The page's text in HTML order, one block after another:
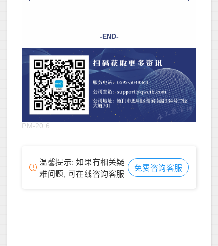
-END-
PM-20.6
温馨提示: 如果有相关疑
难问题, 可在线咨询客服
免费咨询客服